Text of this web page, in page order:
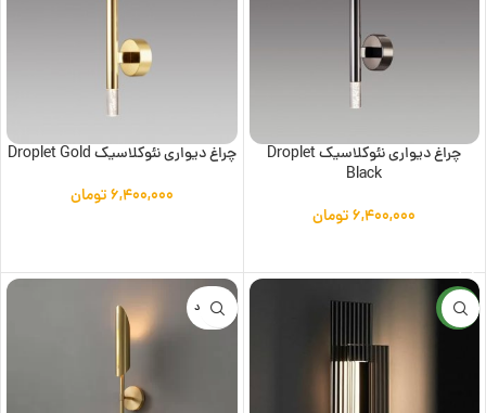
چراغ دیواری نئوکلاسیک Droplet
Black
۶,۴۰۰,۰۰۰تومان
چراغ دیواری نئوکلاسیک Droplet Gold
۶,۴۰۰,۰۰۰تومان
جدید ناموجود